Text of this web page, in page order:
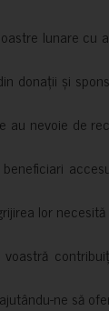
lunare
donații și
au nevoie de
lor
voastră
ne să